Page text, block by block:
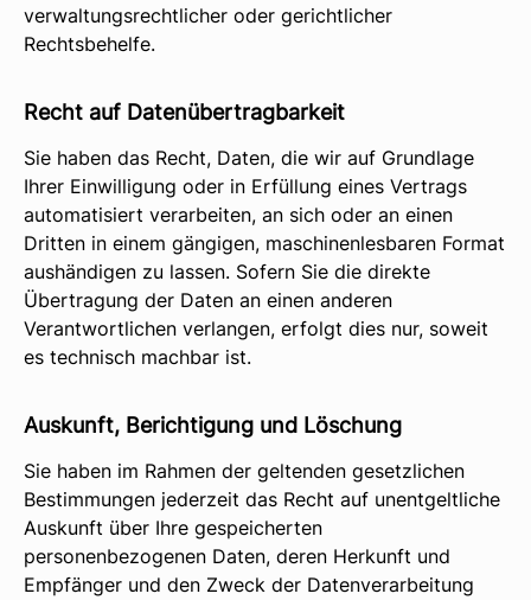
verwaltungsrechtlicher oder gerichtlicher
Rechtsbehelfe.
Recht auf Daten­übertrag­barkeit
Sie haben das Recht, Daten, die wir auf Grundlage
Ihrer Einwilligung oder in Erfüllung eines Vertrags
automatisiert verarbeiten, an sich oder an einen
Dritten in einem gängigen, maschinenlesbaren Format
aushändigen zu lassen. Sofern Sie die direkte
Übertragung der Daten an einen anderen
Verantwortlichen verlangen, erfolgt dies nur, soweit
es technisch machbar ist.
Auskunft, Berichtigung und Löschung
Sie haben im Rahmen der geltenden gesetzlichen
Bestimmungen jederzeit das Recht auf unentgeltliche
Auskunft über Ihre gespeicherten
personenbezogenen Daten, deren Herkunft und
Empfänger und den Zweck der Datenverarbeitung